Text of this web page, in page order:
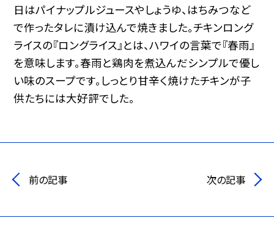
日はパイナップルジュースやしょうゆ、はちみつなど
で作ったタレに漬け込んで焼きました。チキンロング
ライスの『ロングライス』とは、ハワイの言葉で『春雨』
を意味します。春雨と鶏肉を煮込んだシンプルで優し
い味のスープです。しっとり甘辛く焼けたチキンが子
供たちには大好評でした。
前の記事 次の記事